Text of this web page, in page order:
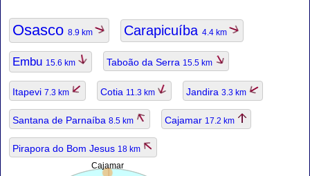
Osasco 8.9 km Carapicuíba 4.4 km
Embu 15.6 km Taboão da Serra 15.5 km
Itapevi 7.3 km Cotia 11.3 km Jandira 3.3 km
Santana de Parnaíba 8.5 km Cajamar 17.2 km
Pirapora do Bom Jesus 18 km
Cajamar